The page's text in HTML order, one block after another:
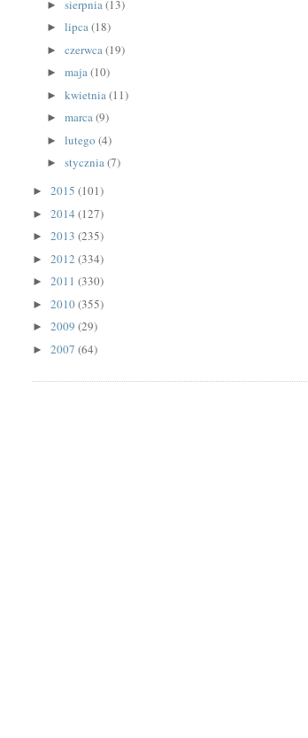
►sierpnia(13)
►lipca(18)
►czerwca(19)
►maja(10)
►kwietnia(11)
►marca(9)
►lutego(4)
►stycznia(7)
►2015(101)
►2014(127)
►2013(235)
►2012(334)
►2011(330)
►2010(355)
►2009(29)
►2007(64)